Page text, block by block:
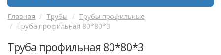
Главная Трубы
Трубы профильные
Труба профильная 80*80*3
Труба профильная 80*80*3